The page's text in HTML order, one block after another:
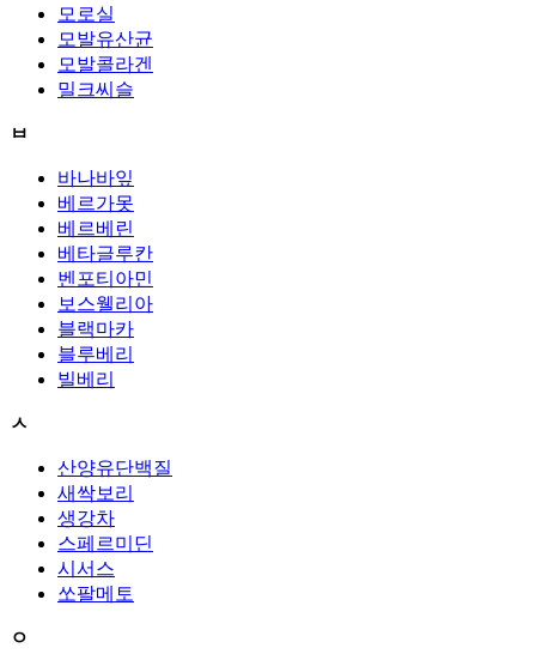
모로실
모발유산균
모발콜라겐
밀크씨슬
ㅂ
바나바잎
베르가못
베르베린
베타글루칸
벤포티아민
보스웰리아
블랙마카
블루베리
빌베리
ㅅ
산양유단백질
새싹보리
생강차
스페르미딘
시서스
쏘팔메토
ㅇ